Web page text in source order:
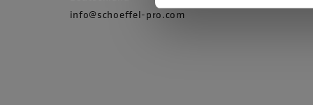
info@schoeffel-pro.com